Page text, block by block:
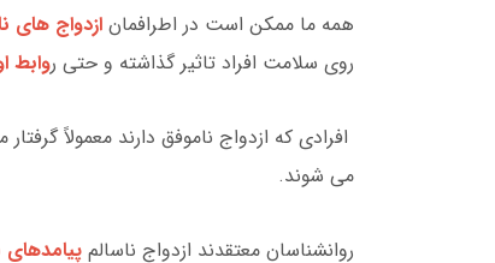
همه ما ممکن است در اطرافمان ازدواج های
روی سلامت افراد تاثیر گذاشته و حتی روابط
افرادی که ازدواج ناموفق دارند معمولاً
می شوند.
روانشناسان معتقدند ازدواج ناسالم پیامدهای